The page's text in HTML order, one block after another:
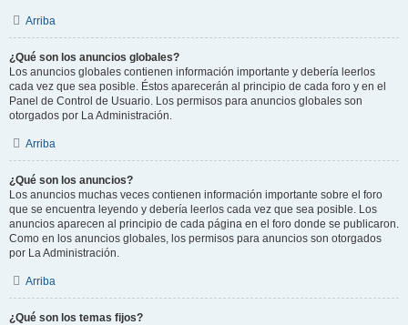
Arriba
¿Qué son los anuncios globales?
Los anuncios globales contienen información importante y debería leerlos
cada vez que sea posible. Éstos aparecerán al principio de cada foro y en el
Panel de Control de Usuario. Los permisos para anuncios globales son
otorgados por La Administración.
Arriba
¿Qué son los anuncios?
Los anuncios muchas veces contienen información importante sobre el foro
que se encuentra leyendo y debería leerlos cada vez que sea posible. Los
anuncios aparecen al principio de cada página en el foro donde se publicaron.
Como en los anuncios globales, los permisos para anuncios son otorgados
por La Administración.
Arriba
¿Qué son los temas fijos?